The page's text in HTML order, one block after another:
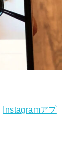
Instagramアプ